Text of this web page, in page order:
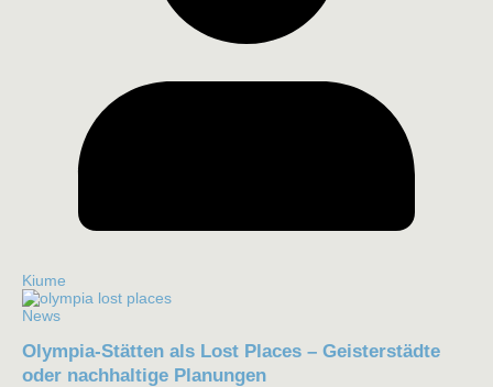
Kiume
News
Olympia-Stätten als Lost Places – Geisterstädte
oder nachhaltige Planungen